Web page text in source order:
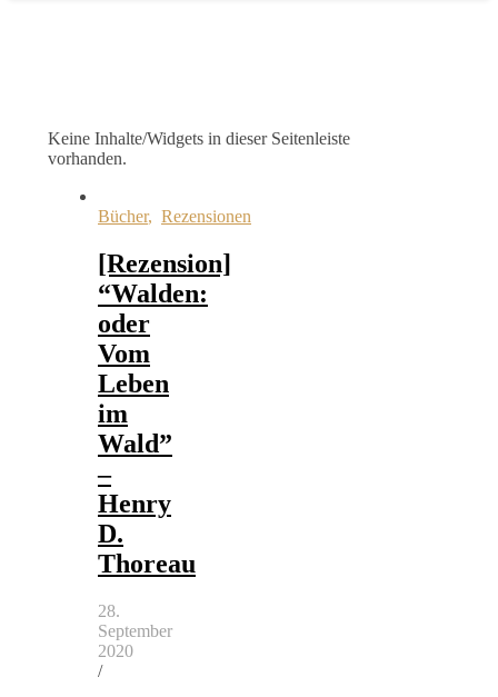
Keine Inhalte/Widgets in dieser Seitenleiste
vorhanden.
Bücher, Rezensionen
[Rezension]
“Walden:
oder
Vom
Leben
im
Wald”
–
Henry
D.
Thoreau
28.
September
2020
/